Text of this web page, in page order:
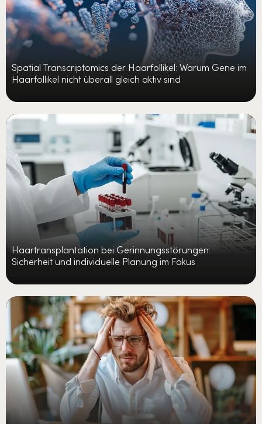
Spatial Transcriptomics der Haarfollikel: Warum Gene im
Haarfollikel nicht überall gleich aktiv sind
Haartransplantation bei Gerinnungsstörungen:
Sicherheit und individuelle Planung im Fokus